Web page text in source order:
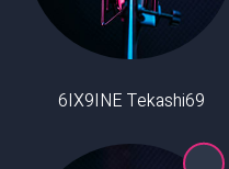
6IX9INE Tekashi69